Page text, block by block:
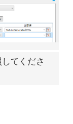
てくださ